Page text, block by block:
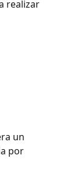
realizar
un
por